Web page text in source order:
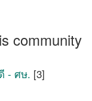
community
- ศษ. [3]